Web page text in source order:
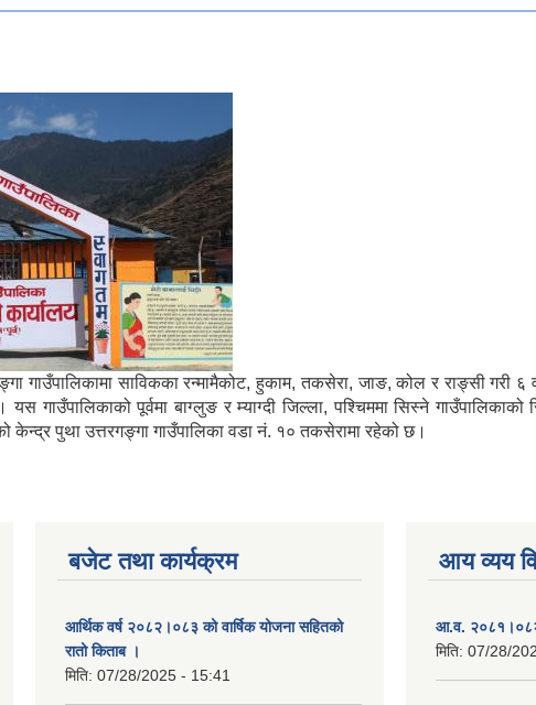
गाउँपालिकामा साविकका रन्मामैकोट, हुकाम, तकसेरा, जाङ, कोल र राङ्सी
पूर्वमा बाग्लुङ र म्याग्दी जिल्ला, पश्चिममा सिस्ने गाउँपालिकाको
केन्द्र पुथा उत्तरगङ्गा गाउँपालिका वडा नं. १० तकसेरामा रहेको छ।
बजेट तथा कार्यक्रम
आर्थिक वर्ष २०८२।०८३ को वार्षिक योजना सहितको
रातो किताब ।
मिति: 07/28/2025 - 15:41
आय व्यय
आ.व.
मिति: 07/28/